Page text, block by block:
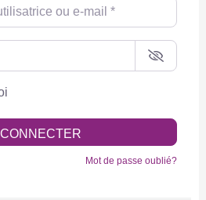
ou e-mail
Mot de passe oublié?